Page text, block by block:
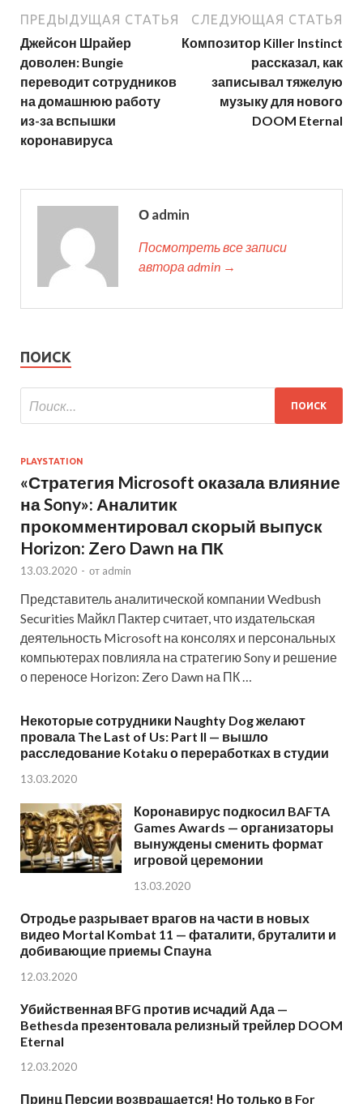
ПРЕДЫДУЩАЯ СТАТЬЯ
Джейсон Шрайер
доволен: Bungie
переводит сотрудников
на домашнюю работу
из-за вспышки
коронавируса
СЛЕДУЮЩАЯ СТАТЬЯ
Композитор Killer Instinct
рассказал, как
записывал тяжелую
музыку для нового
DOOM Eternal
О admin
Посмотреть все записи
автора admin →
ПОИСК
PLAYSTATION
«Стратегия Microsoft оказала влияние
на Sony»: Аналитик
прокомментировал скорый выпуск
Horizon: Zero Dawn на ПК
13.03.2020 - от admin
Представитель аналитической компании Wedbush
Securities Майкл Пактер считает, что издательская
деятельность Microsoft на консолях и персональных
компьютерах повлияла на стратегию Sony и решение
о переносе Horizon: Zero Dawn на ПК …
Некоторые сотрудники Naughty Dog желают
провала The Last of Us: Part II — вышло
расследование Kotaku о переработках в студии
13.03.2020
Коронавирус подкосил BAFTA
Games Awards — организаторы
вынуждены сменить формат
игровой церемонии
13.03.2020
Отродье разрывает врагов на части в новых
видео Mortal Kombat 11 — фаталити, бруталити и
добивающие приемы Спауна
12.03.2020
Убийственная BFG против исчадий Ада —
Bethesda презентовала релизный трейлер DOOM
Eternal
12.03.2020
Принц Персии возвращается! Но только в For